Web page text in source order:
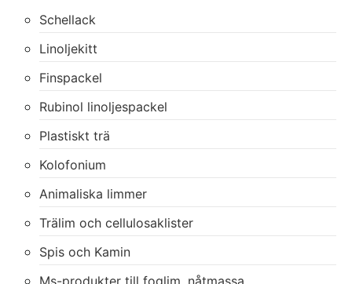
Schellack
Linoljekitt
Finspackel
Rubinol linoljespackel
Plastiskt trä
Kolofonium
Animaliska limmer
Trälim och cellulosaklister
Spis och Kamin
Ms-produkter till foglim, nåtmassa